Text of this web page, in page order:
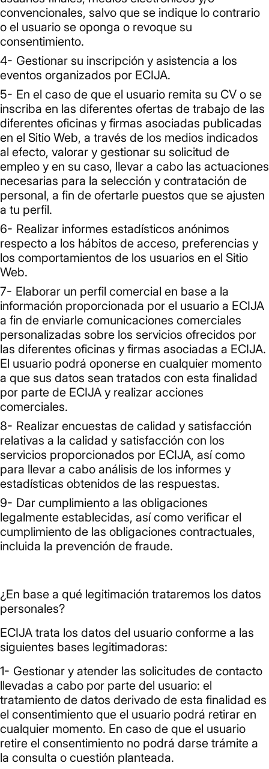
convencionales, salvo que se indique lo contrario
o el usuario se oponga o revoque su
consentimiento.
Gestionar su inscripción y asistencia a los
eventos organizados por ECIJA.
En el caso de que el usuario remita su CV o se
inscriba en las diferentes ofertas de trabajo de las
diferentes oficinas y firmas asociadas publicadas
en el Sitio Web, a través de los medios indicados
al efecto, valorar y gestionar su solicitud de
empleo y en su caso, llevar a cabo las actuaciones
necesarias para la selección y contratación de
personal, a fin de ofertarle puestos que se ajusten
a tu perfil.
Realizar informes estadísticos anónimos
respecto a los hábitos de acceso, preferencias y
los comportamientos de los usuarios en el Sitio
Web.
Elaborar un perfil comercial en base a la
información proporcionada por el usuario a ECIJA
a fin de enviarle comunicaciones comerciales
personalizadas sobre los servicios ofrecidos por
las diferentes oficinas y firmas asociadas a ECIJA.
El usuario podrá oponerse en cualquier momento
a que sus datos sean tratados con esta finalidad
por parte de ECIJA y realizar acciones
comerciales.
Realizar encuestas de calidad y satisfacción
relativas a la calidad y satisfacción con los
servicios proporcionados por ECIJA, así como
para llevar a cabo análisis de los informes y
estadísticas obtenidos de las respuestas.
Dar cumplimiento a las obligaciones
legalmente establecidas, así como verificar el
cumplimiento de las obligaciones contractuales,
incluida la prevención de fraude.
¿En base a qué legitimación trataremos los datos
personales?
ECIJA trata los datos del usuario conforme a las
siguientes bases legitimadoras:
Gestionar y atender las solicitudes de contacto
llevadas a cabo por parte del usuario: el
tratamiento de datos derivado de esta finalidad es
el consentimiento que el usuario podrá retirar en
cualquier momento. En caso de que el usuario
retire el consentimiento no podrá darse trámite a
la consulta o cuestión planteada.